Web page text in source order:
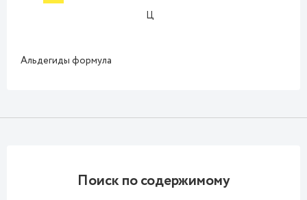
Ц
Альдегиды формула
Поиск по содержимому